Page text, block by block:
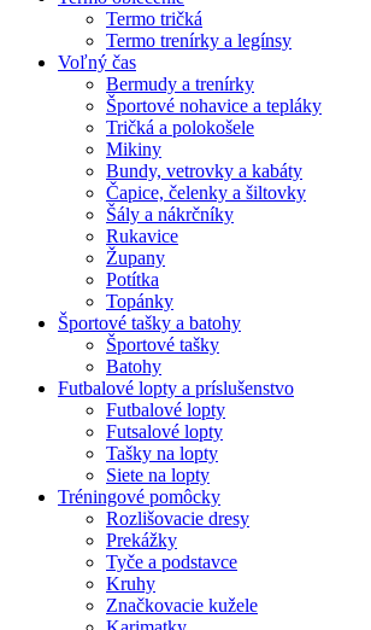
Termo tričká
Termo trenírky a legínsy
Voľný čas
Bermudy a trenírky
Športové nohavice a tepláky
Tričká a polokošele
Mikiny
Bundy, vetrovky a kabáty
Čapice, čelenky a šiltovky
Šály a nákrčníky
Rukavice
Župany
Potítka
Topánky
Športové tašky a batohy
Športové tašky
Batohy
Futbalové lopty a príslušenstvo
Futbalové lopty
Futsalové lopty
Tašky na lopty
Siete na lopty
Tréningové pomôcky
Rozlišovacie dresy
Prekážky
Tyče a podstavce
Kruhy
Značkovacie kužele